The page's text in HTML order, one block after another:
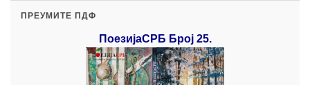
ПРЕУМИТЕ ПДФ
ПоезијаСРБ Број 25.